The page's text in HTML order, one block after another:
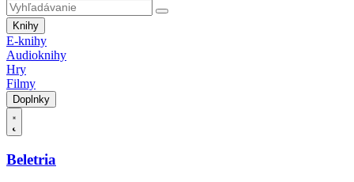
Knihy
E-knihy
Audioknihy
Hry
Filmy
Doplnky
Beletria